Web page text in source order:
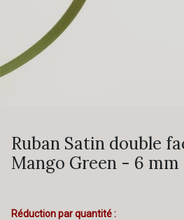
Ruban Satin double
Mango Green - 6 mm
Réduction par quantité :